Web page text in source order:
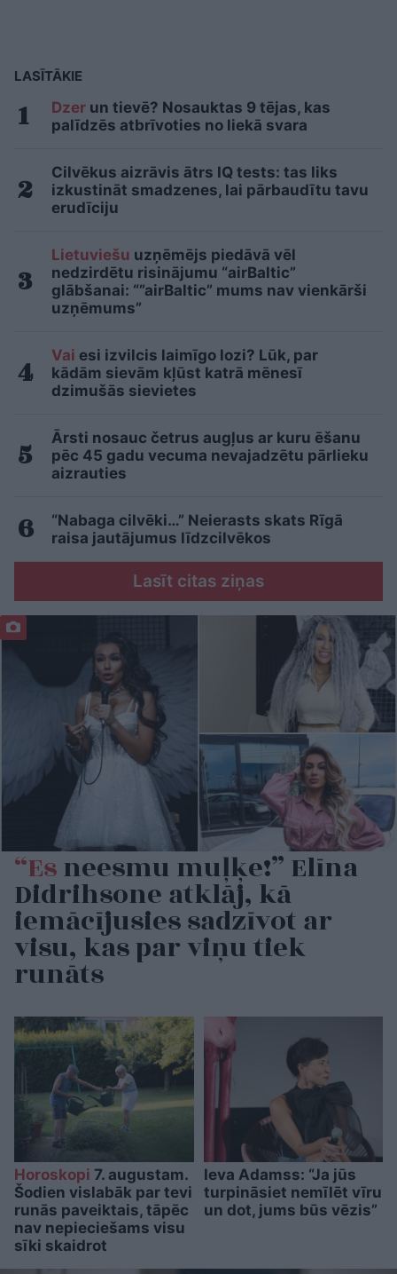
LASĪTĀKIE
Dzer un tievē? Nosauktas 9 tējas, kas
palīdzēs atbrīvoties no liekā svara
Cilvēkus aizrāvis ātrs IQ tests: tas liks
izkustināt smadzenes, lai pārbaudītu tavu
erudīciju
Lietuviešu uzņēmējs piedāvā vēl
nedzirdētu risinājumu “airBaltic”
glābšanai: “”airBaltic” mums nav vienkārši
uzņēmums”
Vai esi izvilcis laimīgo lozi? Lūk, par
kādām sievām kļūst katrā mēnesī
dzimušās sievietes
Ārsti nosauc četrus augļus ar kuru ēšanu
pēc 45 gadu vecuma nevajadzētu pārlieku
aizrauties
“Nabaga cilvēki…” Neierasts skats Rīgā
raisa jautājumus līdzcilvēkos
Lasīt citas ziņas
“Esneesmu muļķe!” Elīna
Didrihsone atklāj, kā
iemācījusies sadzīvot ar
visu, kas par viņu tiek
runāts
Horoskopi 7. augustam.
Šodien vislabāk par tevi
runās paveiktais, tāpēc
nav nepieciešams visu
sīki skaidrot
Ieva Adamss: “Ja jūs
turpināsiet nemīlēt vīru
un dot, jums būs vēzis”